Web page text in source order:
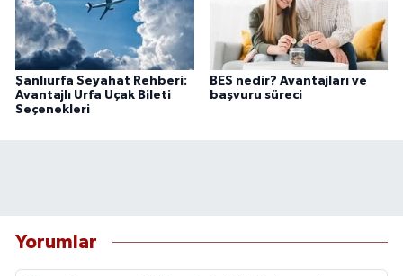
Şanlıurfa Seyahat Rehberi:
Avantajlı Urfa Uçak Bileti
Seçenekleri
BES nedir? Avantajları ve
başvuru süreci
Yorumlar